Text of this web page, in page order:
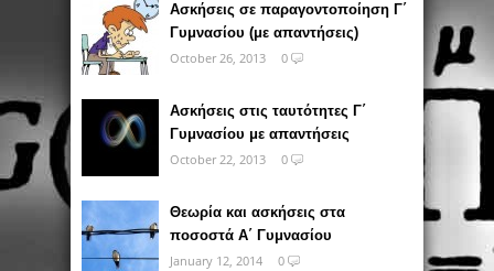
Ασκήσεις σε παραγοντοποίηση Γ΄
Γυμνασίου (με απαντήσεις)
October 26, 2013
0
Ασκήσεις στις ταυτότητες Γ΄
Γυμνασίου με απαντήσεις
October 22, 2013
0
Θεωρία και ασκήσεις στα
ποσοστά Α΄ Γυμνασίου
January 12, 2014
0